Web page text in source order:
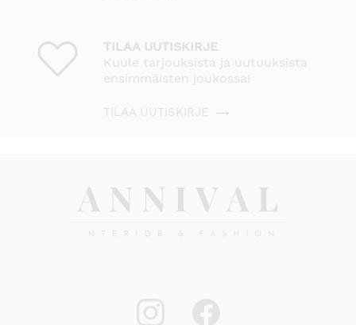
TILAA UUTISKIRJE
Kuule tarjouksista ja uutuuksista
ensimmäisten joukossa!
TILAA UUTISKIRJE